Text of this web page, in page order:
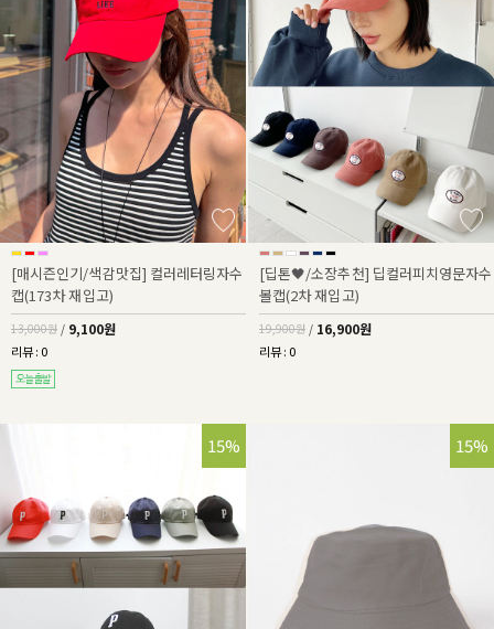
[매시즌인기/색감맛집] 컬러레터링자수
캡(173차 재입고)
13,000원 / 9,100원
리뷰 : 0
[딥톤🖤/소장추천] 딥컬러피치영문자수
볼캡(2차 재입고)
19,900원 / 16,900원
리뷰 : 0
15% 15%